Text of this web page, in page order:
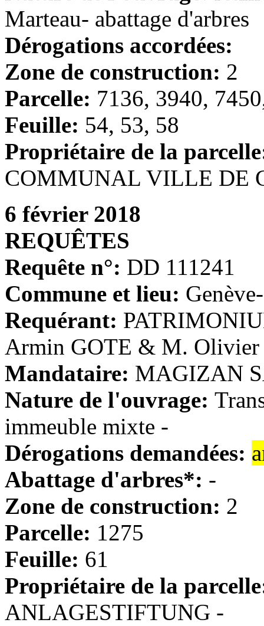
Marteau- abattage d'arbres
Dérogations accordées:
Zone de construction: 2
Parcelle: 7136, 3940,
Feuille: 54, 53, 58
Propriétaire de la
COMMUNAL VILLE DE
6 février 2018
REQUÊTES
Requête n°: DD 111241
Commune et lieu:
Requérant:
Armin GOTE & M. Olivier
Mandataire: MAGIZAN
Nature de l'ouvrage:
immeuble mixte -
Dérogations demandées:
Abattage d'arbres*: -
Zone de construction: 2
Parcelle: 1275
Feuille: 61
Propriétaire de la
ANLAGESTIFTUNG -